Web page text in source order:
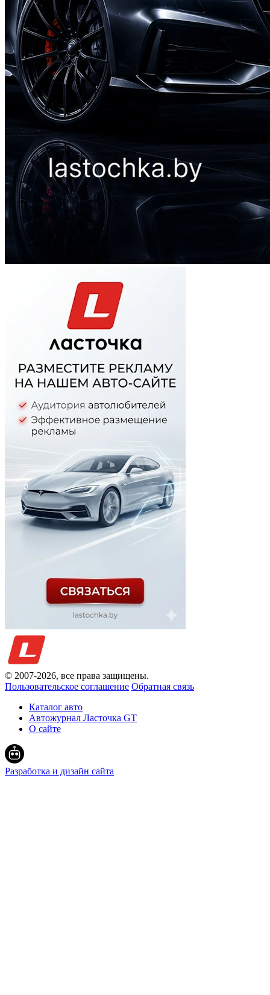
© 2007-2026, все права защищены.
Пользовательское соглашение Обратная связь
Каталог авто
Автожурнал Ласточка GT
О сайте
Разработка и дизайн сайта